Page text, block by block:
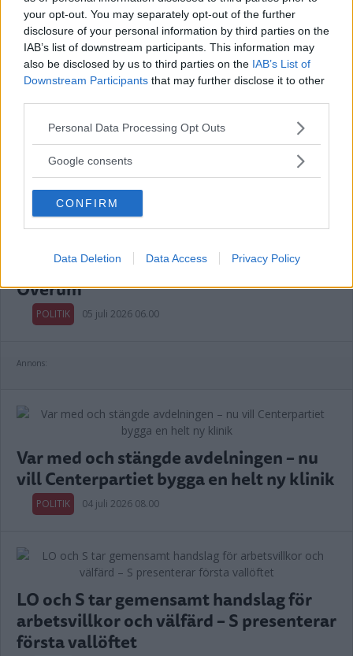
your opt-out. You may separately opt-out of the further
disclosure of your personal information by third parties on the
IAB’s list of downstream participants. This information may
also be disclosed by us to third parties on the IAB’s List of
Downstream Participants that may further disclose it to other
Please note that this website/app uses one or more Google
not limited to your visit or usage behaviour. You may click to
use your data for below specified purposes in below Google
consent section.
Personal Data Processing Opt Outs
Google consents
CONFIRM
Data Deletion Data Access Privacy Policy
POLITIK 19 juli 2026 12.00
Annons:
Malin Sjölander vill ha en tillgänglig
vård i alla steg
POLITIK 15 juli 2026 13.15
Länets moderater höll val-kickoff i
Överum
POLITIK 05 juli 2026 06.00
Annons:
Var med och stängde avdelningen – nu
vill Centerpartiet bygga en helt ny klinik
POLITIK 04 juli 2026 08.00
LO och S tar gemensamt handslag för
arbetsvillkor och välfärd – S presenterar
första vallöftet